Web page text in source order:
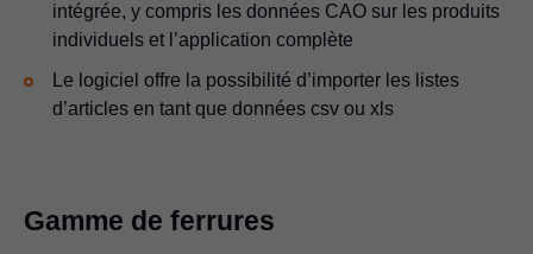
intégrée, y compris les données CAO sur les produits
individuels et l’application complète
Le logiciel offre la possibilité d’importer les listes
d’articles en tant que données csv ou xls
Gamme de ferrures